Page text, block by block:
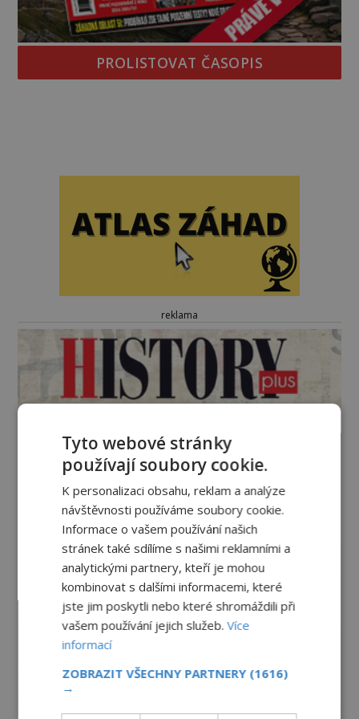
PROLISTOVAT ČASOPIS
reklama
Tyto webové stránky
používají soubory cookie.
K personalizaci obsahu, reklam a analýze
návštěvnosti používáme soubory cookie.
Informace o vašem používání našich
stránek také sdílíme s našimi reklamními a
analytickými partnery, kteří je mohou
kombinovat s dalšími informacemi, které
jste jim poskytli nebo které shromáždili při
vašem používání jejich služeb.Více
informací
ZOBRAZIT VŠECHNY PARTNERY (1616)
→